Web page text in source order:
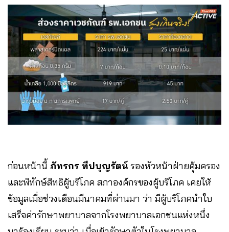
ก่อนหน้านี้ ภัทรกร ทีปบุญรัตน์ รองหัวหน้าฝ่ายคุ้มครอง
และพิทักษ์สิทธิผู้บริโภค สภาองค์กรของผู้บริโภค เคยให้
ข้อมูลเมื่อช่วงเดือนมีนาคมที่ผ่านมา ว่า มีผู้บริโภคนำใบ
เสร็จค่ารักษาพยาบาลจากโรงพยาบาลเอกชนแห่งหนึ่ง